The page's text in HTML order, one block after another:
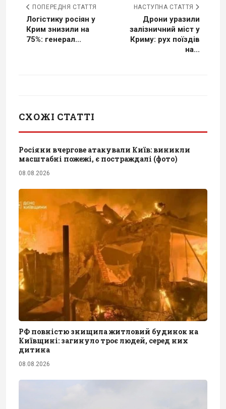
ПОПЕРЕДНЯ СТАТТЯ
Логістику росіян у
Крим знизили на
75%: генерал...
НАСТУПНА СТАТТЯ
Дрони уразили
залізничний міст у
Криму: рух поїздів
на...
СХОЖІ СТАТТІ
Росіяни вчергове атакували Київ: виникли
масштабні пожежі, є постраждалі (фото)
08.08.2026
РФ повністю знищила житловий будинок на
Київщині: загинуло троє людей, серед них
дитина
08.08.2026